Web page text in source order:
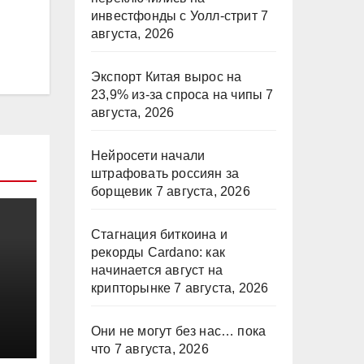
инвестфонды с Уолл-стрит 7
августа, 2026
Экспорт Китая вырос на
23,9% из-за спроса на чипы 7
августа, 2026
Нейросети начали
штрафовать россиян за
борщевик 7 августа, 2026
Стагнация биткоина и
рекорды Cardano: как
начинается август на
крипторынке 7 августа, 2026
Они не могут без нас… пока
что 7 августа, 2026